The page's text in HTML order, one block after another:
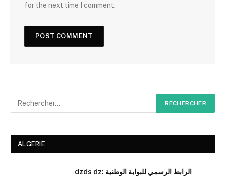
for the next time I comment.
ALGERIE
dzds dz: الرابط الرسمي للبوابة الوطنية